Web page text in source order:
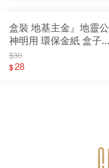
盒裝 地基主金』地靈公
神明用 環保金紙 盒子
金
$30
$28